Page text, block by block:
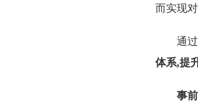
而实现
通
体系,提
事